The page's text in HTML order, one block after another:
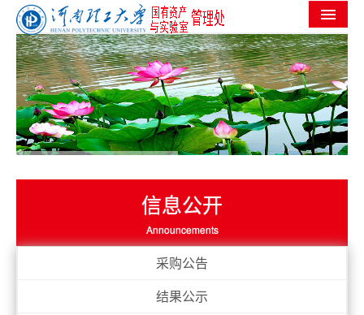
首页
机构设置
党群工作
信息公开
信息公开
Announcements
采购公告
结果公示